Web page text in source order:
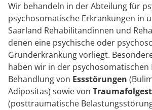
Wir behandeln in der Abteilung für
psychosomatische Erkrankungen in
Saarland Rehabilitandinnen und
denen eine psychische oder
Grunderkrankung vorliegt.
haben wir in der psychosomatischen
Behandlung von Essstörungen
Adipositas) sowie von
(posttraumatische